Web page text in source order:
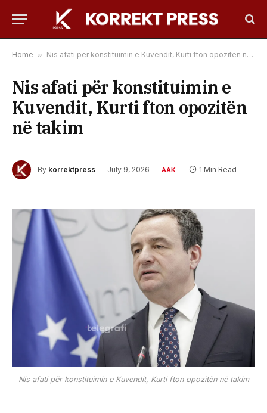
Home » Nis afati për konstituimin e Kuvendit, Kurti fton opozitën në takim
Nis afati për konstituimin e
Kuvendit, Kurti fton opozitën
në takim
By korrektpress July 9, 2026 AAK 1 Min Read
Nis afati për konstituimin e Kuvendit, Kurti fton opozitën në takim